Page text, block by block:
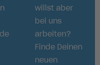
willst aber
bei uns
arbeiten?
Finde Deinen
neuen